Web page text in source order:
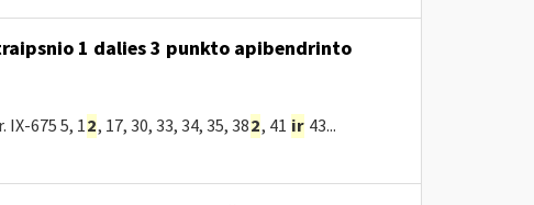
1 dalies 3 punkto apibendrinto
675 5, 12, 17, 30, 33, 34, 35, 382, 41 ir 43...